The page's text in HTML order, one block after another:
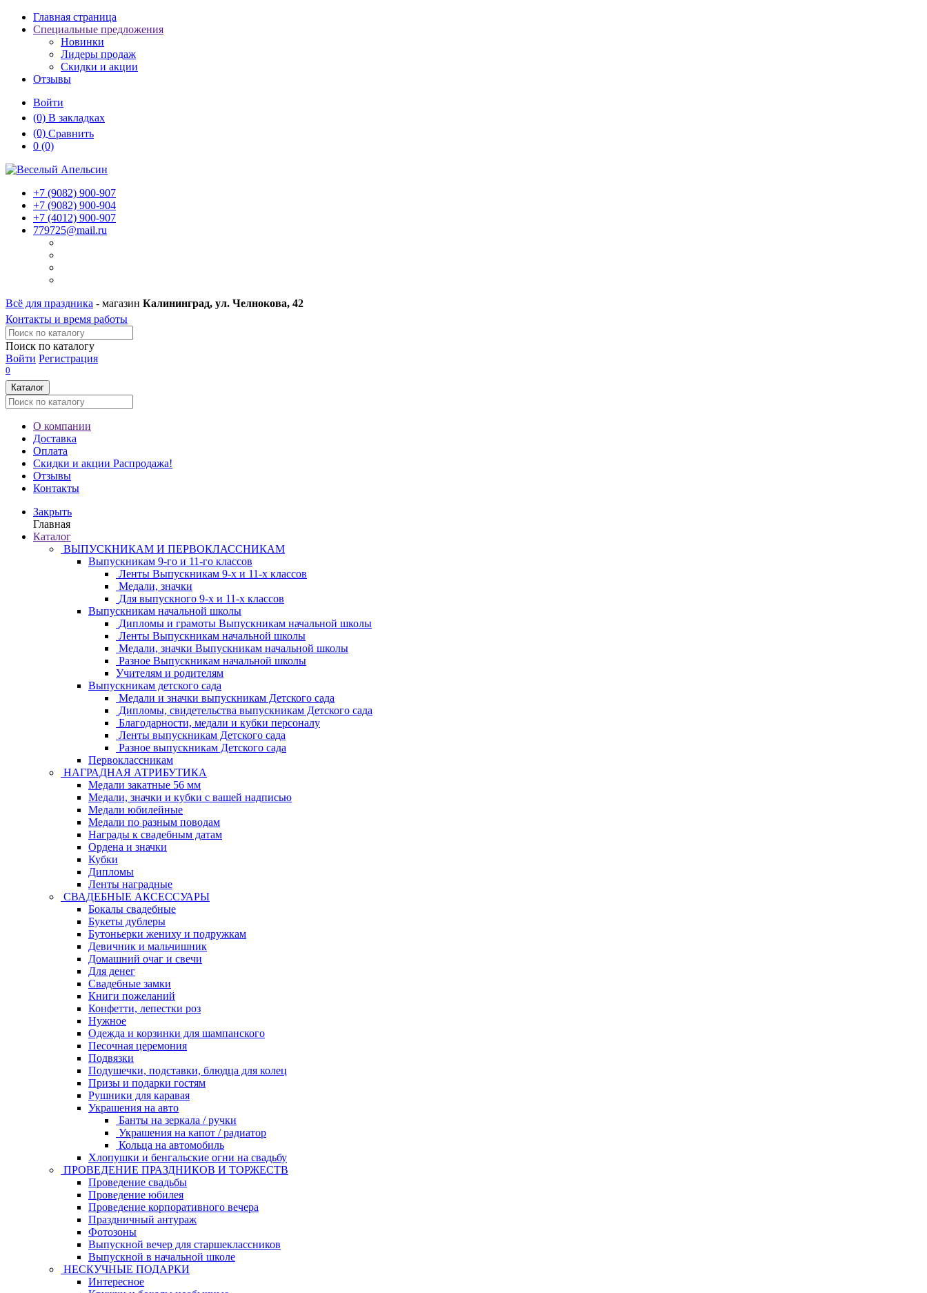
Главная страница
Специальные предложения
Новинки
Лидеры продаж
Скидки и акции
Отзывы
Войти
(0) В закладках
(0) Сравнить
0 (0)
+7 (9082) 900-907
+7 (9082) 900-904
+7 (4012) 900-907
779725@mail.ru
Всё для праздника - магазин Калининград, ул. Челнокова, 42
Контакты и время работы
Поиск по каталогу
Войти Регистрация
0
Каталог
О компании
Доставка
Оплата
Скидки и акции Распродажа!
Отзывы
Контакты
Закрыть
Главная
Каталог
ВЫПУСКНИКАМ И ПЕРВОКЛАССНИКАМ
Выпускникам 9-го и 11-го классов
Ленты Выпускникам 9-х и 11-х классов
Медали, значки
Для выпускного 9-х и 11-х классов
Выпускникам начальной школы
Дипломы и грамоты Выпускникам начальной школы
Ленты Выпускникам начальной школы
Медали, значки Выпускникам начальной школы
Разное Выпускникам начальной школы
Учителям и родителям
Выпускникам детского сада
Медали и значки выпускникам Детского сада
Дипломы, свидетельства выпускникам Детского сада
Благодарности, медали и кубки персоналу
Ленты выпускникам Детского сада
Разное выпускникам Детского сада
Первоклассникам
НАГРАДНАЯ АТРИБУТИКА
Медали закатные 56 мм
Медали, значки и кубки с вашей надписью
Медали юбилейные
Медали по разным поводам
Награды к свадебным датам
Ордена и значки
Кубки
Дипломы
Ленты наградные
СВАДЕБНЫЕ АКСЕССУАРЫ
Бокалы свадебные
Букеты дублеры
Бутоньерки жениху и подружкам
Девичник и мальчишник
Домашний очаг и свечи
Для денег
Свадебные замки
Книги пожеланий
Конфетти, лепестки роз
Нужное
Одежда и корзинки для шампанского
Песочная церемония
Подвязки
Подушечки, подставки, блюдца для колец
Призы и подарки гостям
Рушники для каравая
Украшения на авто
Банты на зеркала / ручки
Украшения на капот / радиатор
Кольца на автомобиль
Хлопушки и бенгальские огни на свадьбу
ПРОВЕДЕНИЕ ПРАЗДНИКОВ И ТОРЖЕСТВ
Проведение свадьбы
Проведение юбилея
Проведение корпоративного вечера
Праздничный антураж
Фотозоны
Выпускной вечер для старшеклассников
Выпускной в начальной школе
НЕСКУЧНЫЕ ПОДАРКИ
Интересное